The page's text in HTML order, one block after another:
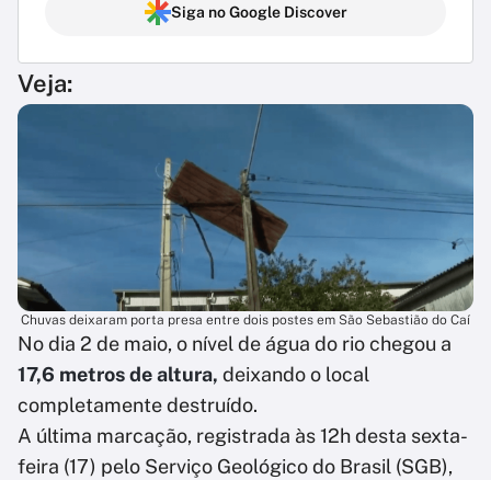
Siga no Google Discover
Veja:
Chuvas deixaram porta presa entre dois postes em São Sebastião do Caí
No dia 2 de maio, o nível de água do rio chegou a
17,6 metros de altura, deixando o local
completamente destruído.
A última marcação, registrada às 12h desta sexta-
feira (17) pelo Serviço Geológico do Brasil (SGB),